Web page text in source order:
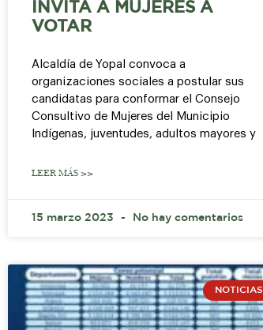
INVITA A MUJERES A
VOTAR
Alcaldía de Yopal convoca a
organizaciones sociales a postular sus
candidatas para conformar el Consejo
Consultivo de Mujeres del Municipio
Indígenas, juventudes, adultos mayores y
LEER MÁS >>
15 marzo 2023 No hay comentarios
NOTICIAS